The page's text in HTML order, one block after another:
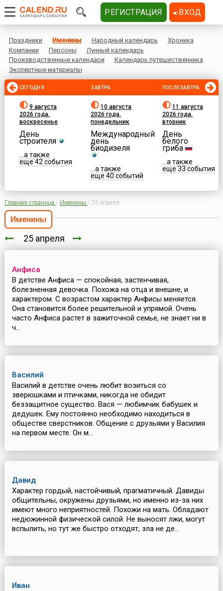
Праздники Именины Народный календарь
Хроника
Компании
Персоны
Лунный календарь
Производственные календари
Календарь путешественника
Экспертные материалы
СЕГОДНЯ
9 августа
2026 года,
воскресенье
День
строителя
...а также
еще 42 события
ЗАВТРА
10 августа
2026 года,
понедельник
Международный
день
биодизеля
...а также
еще 40 событий
ПОСЛЕЗАВТРА
11 августа
2026 года,
вторник
День
белого
гриба
...а также
еще 33 события
Главная страница / Именины / 25 апреля
Именины
25 апреля
Анфиса
В детстве Анфиса — спокойная, застенчивая,
болезненная девочка. Похожа на отца и внешне, и
характером. С возрастом характер Анфисы меняется.
Она становится более решительной и упрямой. Очень
часто Анфиса растет в зажиточной семье, не знает ни в
ч...
Василий
Василий в детстве очень любит возиться со
зверюшками и птичками, никогда не обидит
беззащитное существо. Вася — любимчик бабушек и
дедушек. Ему постоянно необходимо находиться в
обществе сверстников. Общение с друзьями у Василия
на первом месте. Он м...
Давид
Характер гордый, настойчивый, прагматичный. Давиды
общительны, окружены друзьями, но именно из-за них
имеют много неприятностей. Похожи на мать. Обладают
недюжинной физической силой. Не выносят лжи, могут
вспылить, но тут же быстро отходят, зла не де...
Иван
РЕГИСТРАЦИЯ ВХОД